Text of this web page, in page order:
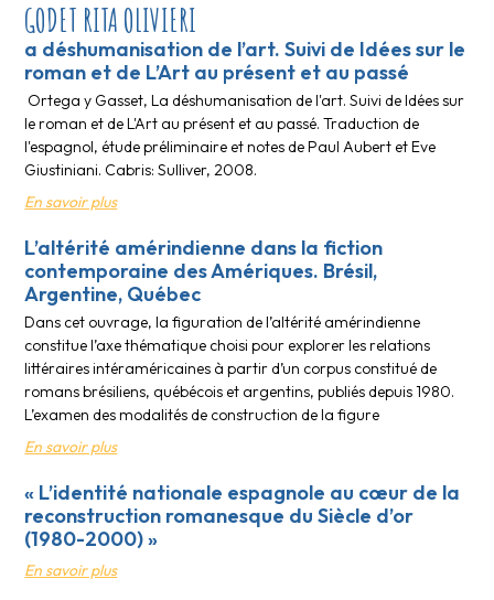
GODET RITA OLIVIERI
a déshumanisation de l’art. Suivi de Idées sur le
roman et de L’Art au présent et au passé
Ortega y Gasset, La déshumanisation de l'art. Suivi de Idées sur
le roman et de L'Art au présent et au passé. Traduction de
l'espagnol, étude préliminaire et notes de Paul Aubert et Eve
Giustiniani. Cabris: Sulliver, 2008.
En savoir plus
L’altérité amérindienne dans la fiction
contemporaine des Amériques. Brésil,
Argentine, Québec
Dans cet ouvrage, la figuration de l’altérité amérindienne
constitue l’axe thématique choisi pour explorer les relations
littéraires intéraméricaines à partir d’un corpus constitué de
romans brésiliens, québécois et argentins, publiés depuis 1980.
L’examen des modalités de construction de la figure
En savoir plus
« L’identité nationale espagnole au cœur de la
reconstruction romanesque du Siècle d’or
(1980-2000) »
En savoir plus